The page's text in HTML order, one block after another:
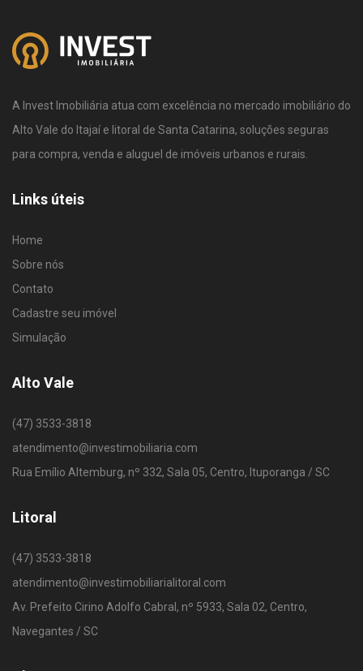
A Invest Imobiliária atua com excelência no mercado imobiliário do
Alto Vale do Itajaí e litoral de Santa Catarina, soluções seguras
para compra, venda e aluguel de imóveis urbanos e rurais.
Links úteis
Home
Sobre nós
Contato
Cadastre seu imóvel
Simulação
Alto Vale
(47) 3533-3818
atendimento@investimobiliaria.com
Rua Emílio Altemburg, nº 332, Sala 05, Centro, Ituporanga / SC
Litoral
(47) 3533-3818
atendimento@investimobiliarialitoral.com
Av. Prefeito Cirino Adolfo Cabral, nº 5933, Sala 02, Centro,
Navegantes / SC